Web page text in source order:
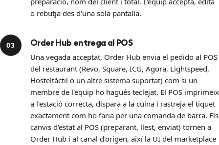
o rebutja des d'una sola pantalla.
03 Order Hub entrega al POS
Una vegada acceptat, Order Hub envia el pedido al POS
del restaurant (Revo, Square, ICG, Agora, Lightspeed,
Hosteltáctil o un altre sistema suportat) com si un
membre de l'equip ho hagués teclejat. El POS imprimeix
a l'estació correcta, dispara a la cuina i rastreja el tiquet
exactament com ho faria per una comanda de barra. Els
canvis d'estat al POS (preparant, llest, enviat) tornen a
Order Hub i al canal d'origen, així la UI del marketplace